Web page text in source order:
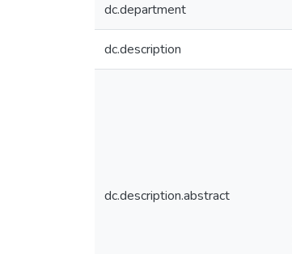
dc.department
dc.description
dc.description.abstract